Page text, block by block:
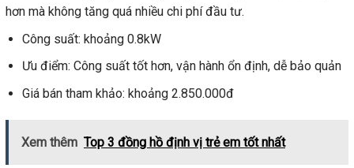
hơn mà không tăng quá nhiều chi phí đầu tư.
Công suất: khoảng 0.8kW
Ưu điểm: Công suất tốt hơn, vận hành ổn định, dễ bảo quản
Giá bán tham khảo: khoảng 2.850.000đ
Xem thêm Top 3 đồng hồ định vị trẻ em tốt nhất